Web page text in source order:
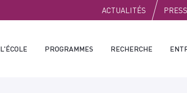
PUBLIC
ACTUALITÉS
L'ÉCOLE PROGRAMMES RECHERCHE